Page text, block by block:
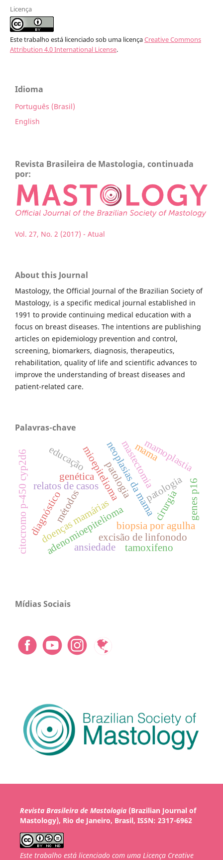
Licença
Este trabalho está licenciado sob uma licençaCreative Commons
Attribution 4.0 International License.
Idioma
Português (Brasil)
English
Revista Brasileira de Mastologia, continuada
por:
Vol. 27, No. 2 (2017) - Atual
About this Journal
Mastology, the Official Journal of the Brazilian Society of
Mastology, is a specific medical journal established in
1991 to provide continuing medical education with a
focus on breast diseases. The intentions are publishing
articles on epidemiology prevention and control,
screening, biomarkers, diagnosis, therapeutics,
rehabilitation, quality of life and scientific advances to
improve the understanding of breast diseases and
patient-related care.
Palavras-chave
adenomioepitelioma
mioepitelioma
relatos de casos neoplasias da mamapatologia
métodos
patologia
biopsia por agulha
doenças mamáriasexcisão de linfonodo
mastectomia
mama
tamoxifeno
diagnóstico
citocromo p-450 cyp2d6 genes p16
genética
mamoplastia
cirurgia
educação
ansiedade
Mídias Sociais
Revista Brasileira de Mastologia(Brazilian Journal of
Mastology), Rio de Janeiro, Brasil, ISSN: 2317-6962
Este trabalho está licenciado com uma Licença Creative